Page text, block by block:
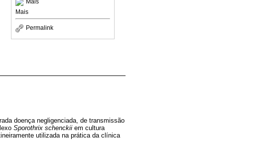
Mais
Mais
Permalink
doença negligenciada, de transmissão
Sporothrix schenckii em cultura
utilizada na prática da clínica